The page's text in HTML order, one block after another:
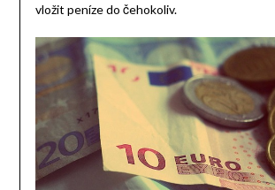
vložit peníze do čehokoliv.